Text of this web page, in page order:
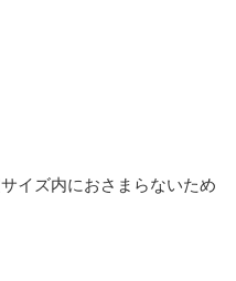
イズ内におさまらないため